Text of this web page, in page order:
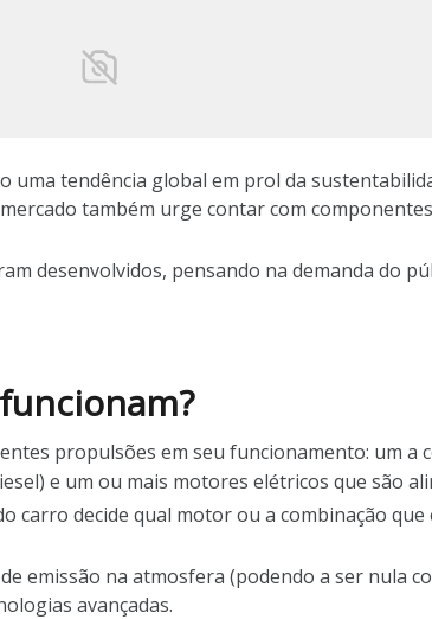
uma tendência global em prol da
também urge contar com
desenvolvidos, pensando na demanda do
propulsões em seu funcionamento: um a
e um ou mais motores elétricos que são
decide qual motor ou a combinação que
emissão na atmosfera (podendo a ser nula
avançadas.